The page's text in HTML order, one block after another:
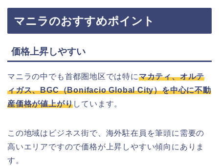
マニラのおすすめポイント
​​​​​​​​​​価格上昇しやすい
マニラの中でも首都圏地区では特にマカティ、オルテ
ィガス、BGC（Bonifacio Global City）を中心に不動
産価格が値上がりしています。
この地域はビジネス街で、海外駐在員を筆頭に需要の
高いエリアですので価格が上昇しやすい傾向にありま
す。